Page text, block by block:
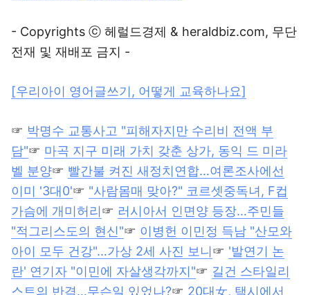
- Copyrights ⓒ 헤럴드경제 & heraldbiz.com, 무단
전재 및 재배포 금지 -
[우리아이 영어글쓰기, 어떻게 교육하나요]
☞ 박명수 교통사고 "피해자지만 수리비 전액 부
담"☞ 마곡 지구 미래 가치 갖춘 상가, 동익 드 미라
벨 분양☞ 빨간불 켜진 새정치연합…여론조사에선
이미 '3대0'☞ "사람몸매 맞아?" 코르셋중독녀, F컵
가슴에 개미허리☞ 러시아서 인면양 등장…주민들
"적그리스도의 현신"☞ 이병헌 이민정 득남 "산모와
아이 모두 건강"…가상 2세 사진 보니☞ '발연기 논
란' 연기자 "이민에 자살생각까지"☞ 길건 스타일리
스트의 반격…무슨일 있었나?☞ 20대女, 택시에서